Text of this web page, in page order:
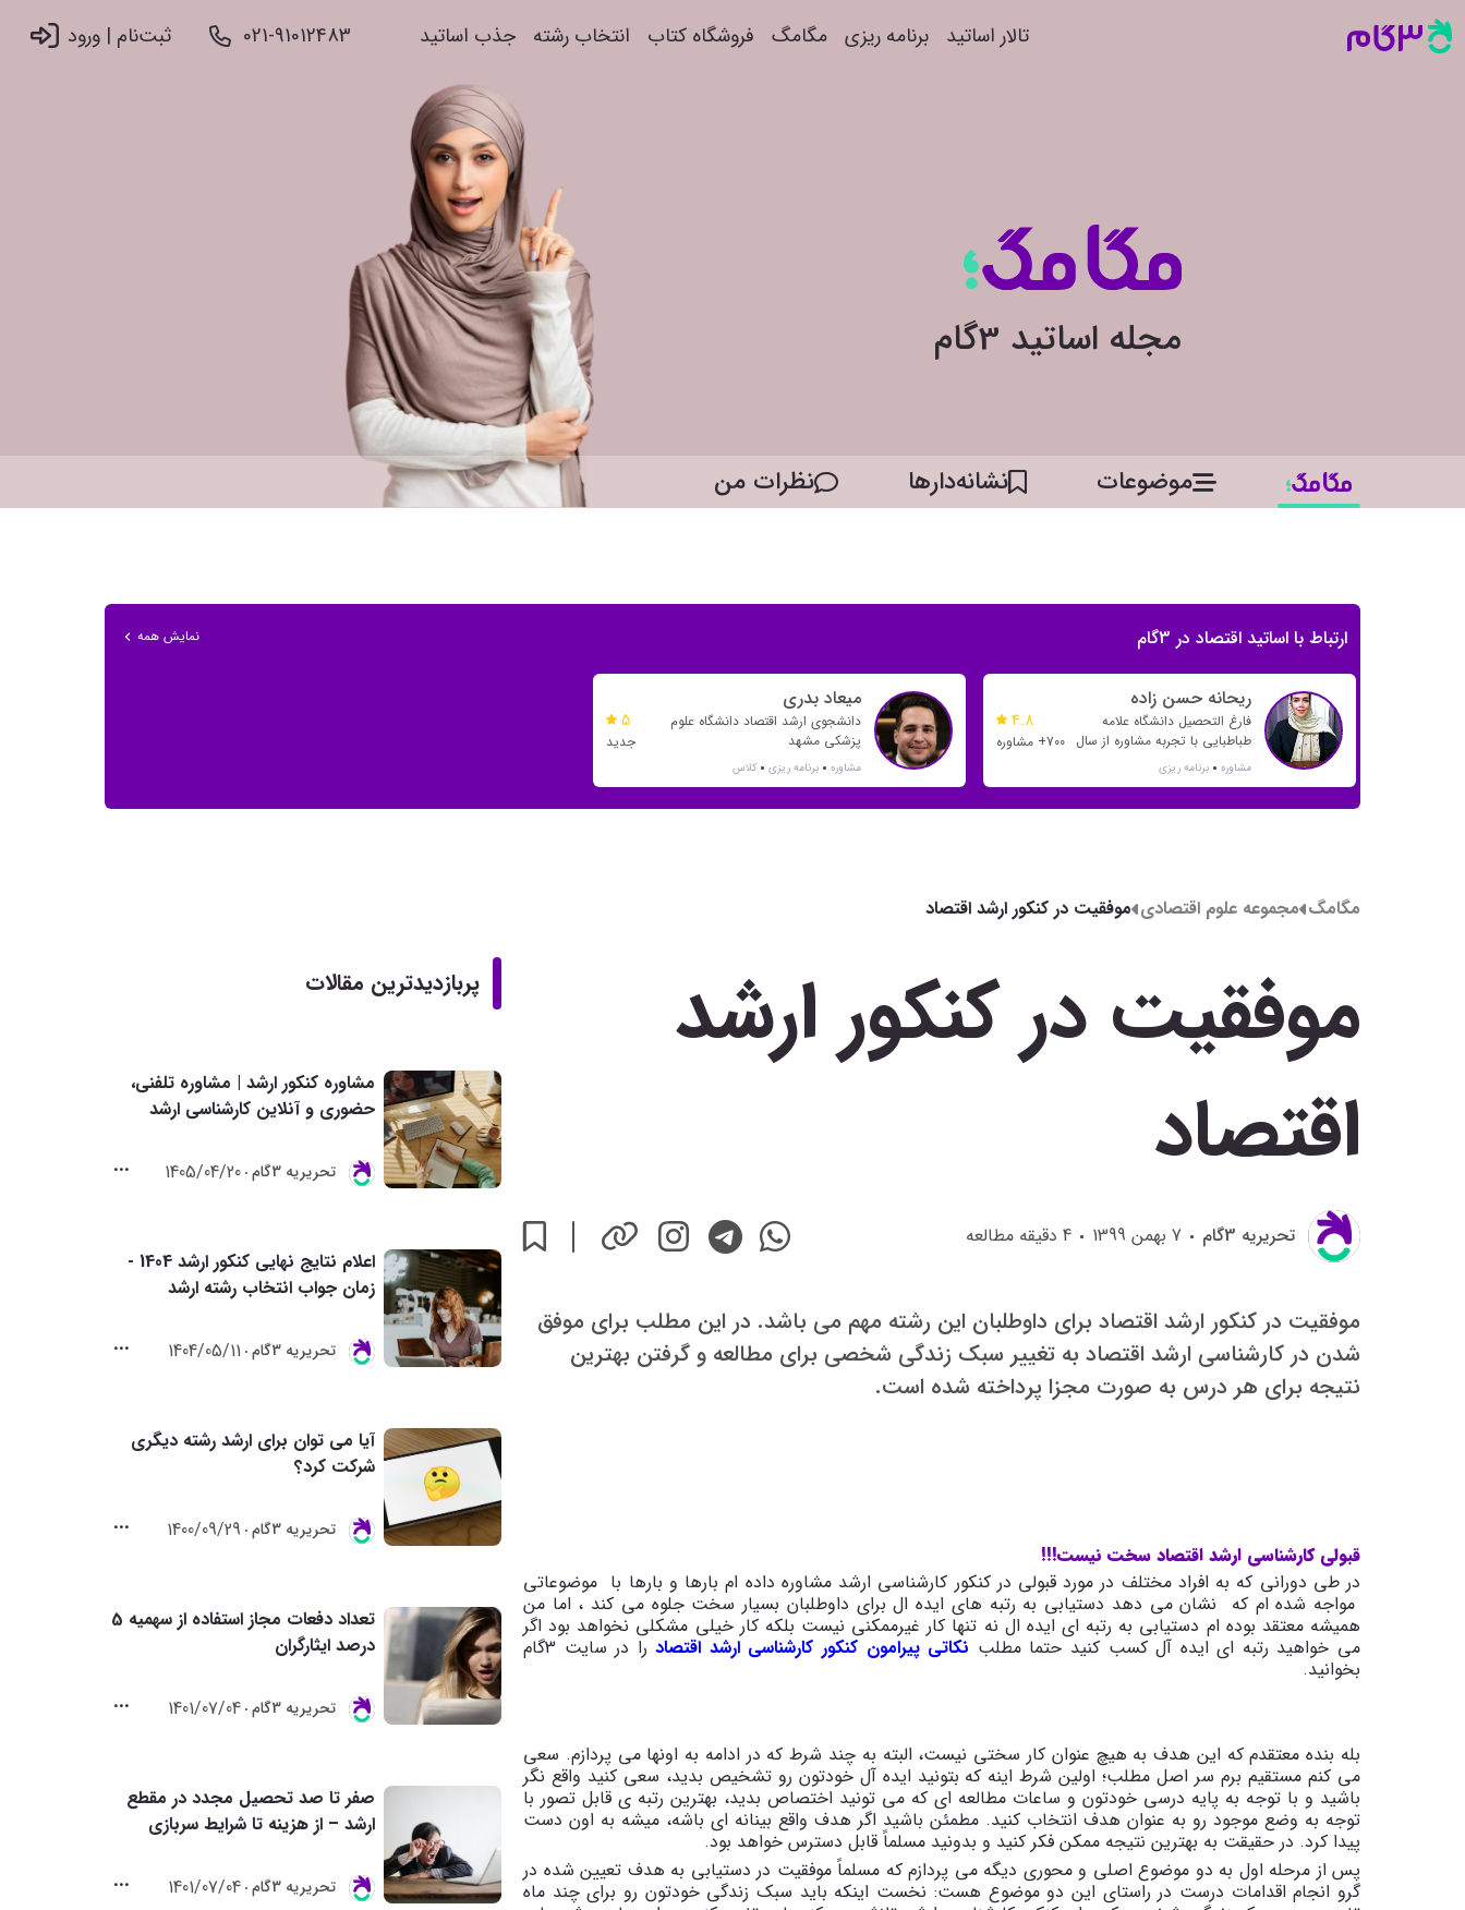
تالار اساتید برنامه ریزی مگامگ فروشگاه کتاب انتخاب رشته جذب اساتید 021-91012483 ثبت‌نام |‌ ورود
مجله اساتید 3گام
موضوعات نشانه‌دار‌ها نظرات من
ارتباط با اساتید اقتصاد در 3گام نمایش همه
ریحانه حسن زاده
فارغ التحصیل دانشگاه علامه
طباطبایی با تجربه مشاوره از سال
1398 و هدایت بسیاری از رتبه
های یک رقمی و دو رقمی
مشاوره برنامه ریزی
4.8
700+ مشاوره
میعاد بدری
دانشجوی ارشد اقتصاد دانشگاه علوم
پزشکی مشهد
مشاوره برنامه ریزی کلاس
5
جدید
مگامگ مجموعه علوم اقتصادی موفقیت در کنکور ارشد اقتصاد
موفقیت در کنکور ارشد
اقتصاد
تحريريه 3گام 7 بهمن 1399 4 دقیقه مطالعه
موفقیت در کنکور ارشد اقتصاد برای داوطلبان این رشته مهم می باشد. در این مطلب برای موفق
شدن در کارشناسی ارشد اقتصاد به تغییر سبک زندگی شخصی برای مطالعه و گرفتن بهترین
نتیجه برای هر درس به صورت مجزا پرداخته شده است.
قبولی کارشناسی ارشد اقتصاد سخت نیست!!!
در طی دورانی که به افراد مختلف در مورد قبولی در کنکور کارشناسی ارشد مشاوره داده ام بارها و بارها با موضوعاتی
مواجه شده ام که نشان می دهد دستیابی به رتبه های ایده ال برای داوطلبان بسیار سخت جلوه می کند ، اما من
همیشه معتقد بوده ام دستیابی به رتبه ای ایده ال نه تنها کار غیرممکنی نیست بلکه کار خیلی مشکلی نخواهد بود اگر
می خواهید رتبه ای ایده آل کسب کنید حتما مطلب نکاتی پیرامون کنکور کارشناسی ارشد اقتصاد
را در سایت 3گام
بخوانید.
بله بنده معتقدم که این هدف به هیچ عنوان کار سختی نیست، البته به چند شرط که در ادامه به اونها می پردازم. سعی
می کنم مستقیم برم سر اصل مطلب؛ اولین شرط اینه که بتونید ایده آل خودتون رو تشخیص بدید، سعی کنید واقع نگر
باشید و با توجه به پایه درسی خودتون و ساعات مطالعه ای که می تونید اختصاص بدید، بهترین رتبه ی قابل تصور با
توجه به وضع موجود رو به عنوان هدف انتخاب کنید. مطمئن باشید اگر هدف واقع بینانه ای باشه، میشه به اون دست
پیدا کرد. در حقیقت به بهترین نتیجه ممکن فکر کنید و بدونید مسلماً قابل دسترس خواهد بود.
پس از مرحله اول به دو موضوع اصلی و محوری دیگه می پردازم که مسلماً موفقیت در دستیابی به هدف تعیین شده در
گرو انجام اقدامات درست در راستای این دو موضوع هست: نخست اینکه باید سبک زندگی خودتون رو برای چند ماه
پربازدیدترین مقالات
مشاوره کنکور ارشد | مشاوره تلفنی،
حضوری و آنلاین کارشناسی ارشد
تحريريه 3گام 1405/04/20
اعلام نتایج نهایی کنکور ارشد 1404 -
زمان جواب انتخاب رشته ارشد
تحريريه 3گام 1404/05/11
آیا می توان برای ارشد رشته دیگری
شرکت کرد؟
تحريريه 3گام 1400/09/29
تعداد دفعات مجاز استفاده از سهمیه 5
درصد ایثارگران
تحريريه 3گام 1401/07/04
صفر تا صد تحصیل مجدد در مقطع
ارشد – از هزینه تا شرایط سربازی
تحريريه 3گام 1401/07/04